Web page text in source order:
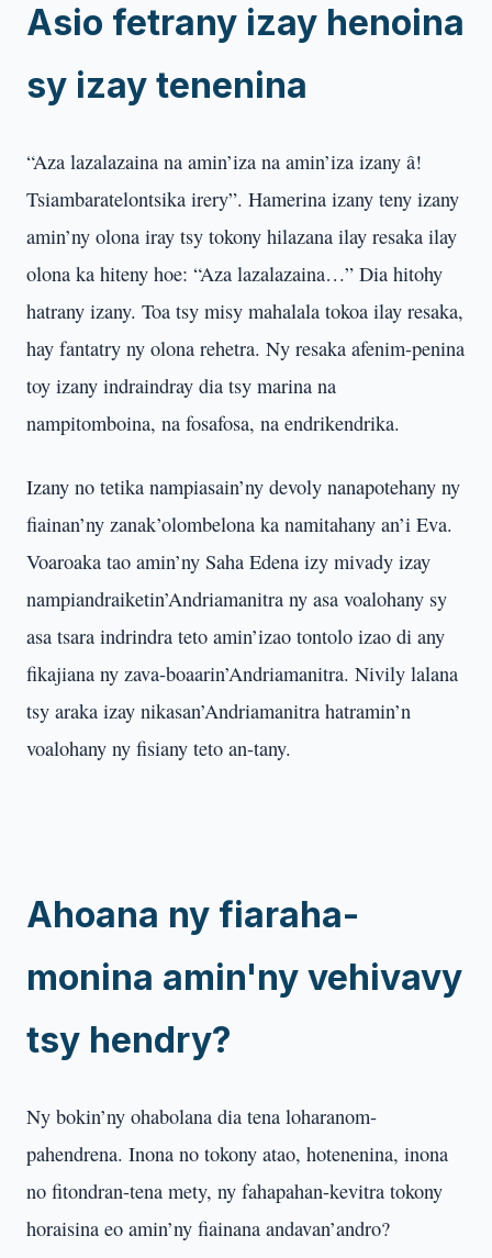
Asio fetrany izay henoina
sy izay tenenina
“Aza lazalazaina na amin’iza na amin’iza izany â!
Tsiambaratelontsika irery”. Hamerina izany teny izany
amin’ny olona iray tsy tokony hilazana ilay resaka ilay
olona ka hiteny hoe: “Aza lazalazaina…” Dia hitohy
hatrany izany. Toa tsy misy mahalala tokoa ilay resaka,
hay fantatry ny olona rehetra. Ny resaka afenim-penina
toy izany indraindray dia tsy marina na
nampitomboina, na fosafosa, na endrikendrika.
Izany no tetika nampiasain’ny devoly nanapotehany ny
fiainan’ny zanak’olombelona ka namitahany an’i Eva.
Voaroaka tao amin’ny Saha Edena izy mivady izay
nampiandraiketin’Andriamanitra ny asa voalohany sy
asa tsara indrindra teto amin’izao tontolo izao di any
fikajiana ny zava-boaarin’Andriamanitra. Nivily lalana
tsy araka izay nikasan’Andriamanitra hatramin’n
voalohany ny fisiany teto an-tany.
Ahoana ny fiaraha-
monina amin'ny vehivavy
tsy hendry?
Ny bokin’ny ohabolana dia tena loharanom-
pahendrena. Inona no tokony atao, hotenenina, inona
no fitondran-tena mety, ny fahapahan-kevitra tokony
horaisina eo amin’ny fiainana andavan’andro?